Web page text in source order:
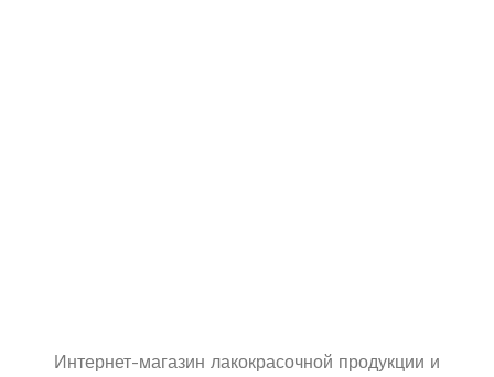
Интернет-магазин лакокрасочной продукции и